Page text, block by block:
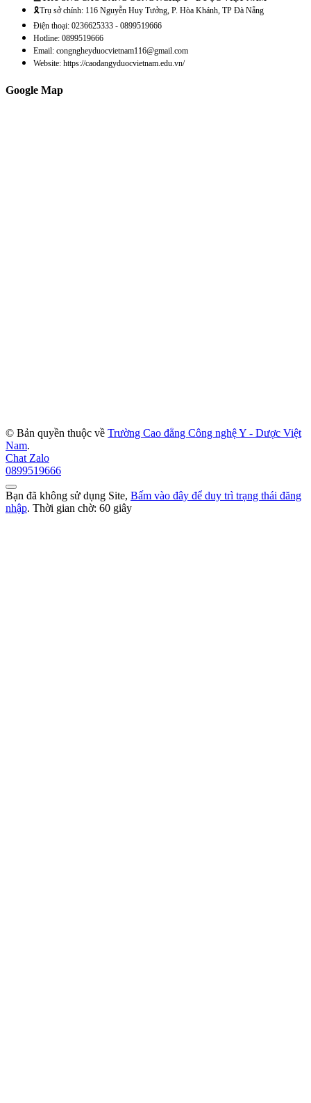
🎗️Trụ sở chính: 116 Nguyễn Huy Tưởng, P. Hòa Khánh, TP Đà Nẵng
Điện thoại: 0236625333 - 0899519666
Hotline: 0899519666
Email: congngheyduocvietnam116@gmail.com
Website: https://caodangyduocvietnam.edu.vn/
Google Map
© Bản quyền thuộc về Trường Cao đẳng Công nghệ Y - Dược Việt
Nam.
Chat Zalo
0899519666
Bạn đã không sử dụng Site, Bấm vào đây để duy trì trạng thái đăng
nhập. Thời gian chờ: 60 giây